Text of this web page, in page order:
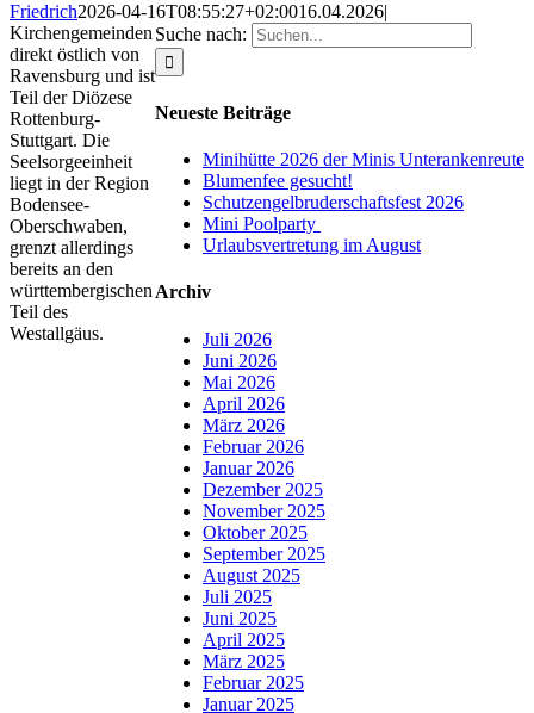
Friedrich2026-04-16T08:55:27+02:0016.04.2026|
Suche nach:
Neueste Beiträge
Minihütte 2026 der Minis Unterankenreute
Blumenfee gesucht!
Schutzengelbruderschaftsfest 2026
Mini Poolparty
Urlaubsvertretung im August
Archiv
Juli 2026
Juni 2026
Mai 2026
April 2026
März 2026
Februar 2026
Januar 2026
Dezember 2025
November 2025
Oktober 2025
September 2025
August 2025
Juli 2025
Juni 2025
April 2025
März 2025
Februar 2025
Januar 2025
Kirchengemeinden
direkt östlich von
Ravensburg und ist
Teil der Diözese
Rottenburg-
Stuttgart. Die
Seelsorgeeinheit
liegt in der Region
Bodensee-
Oberschwaben,
grenzt allerdings
bereits an den
württembergischen
Teil des
Westallgäus.